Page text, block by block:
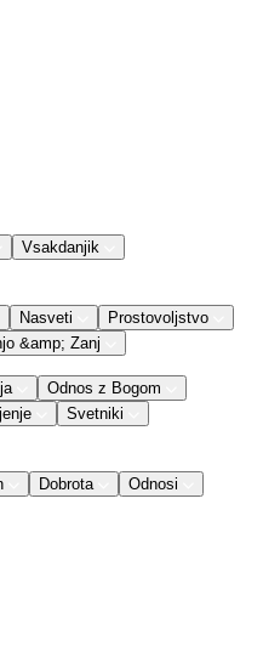
Vsakdanjik
Nasveti
Prostovoljstvo
&amp; Zanj
Odnos z Bogom
Svetniki
Dobrota
Odnosi